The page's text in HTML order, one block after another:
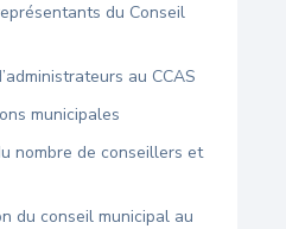
du Conseil
au CCAS
municipales
nombre de conseillers et
du conseil municipal au